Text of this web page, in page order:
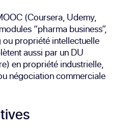
(Coursera, Udemy,
“pharma business”,
propriété intellectuelle
aussi par un DU
en propriété industrielle,
négociation commerciale